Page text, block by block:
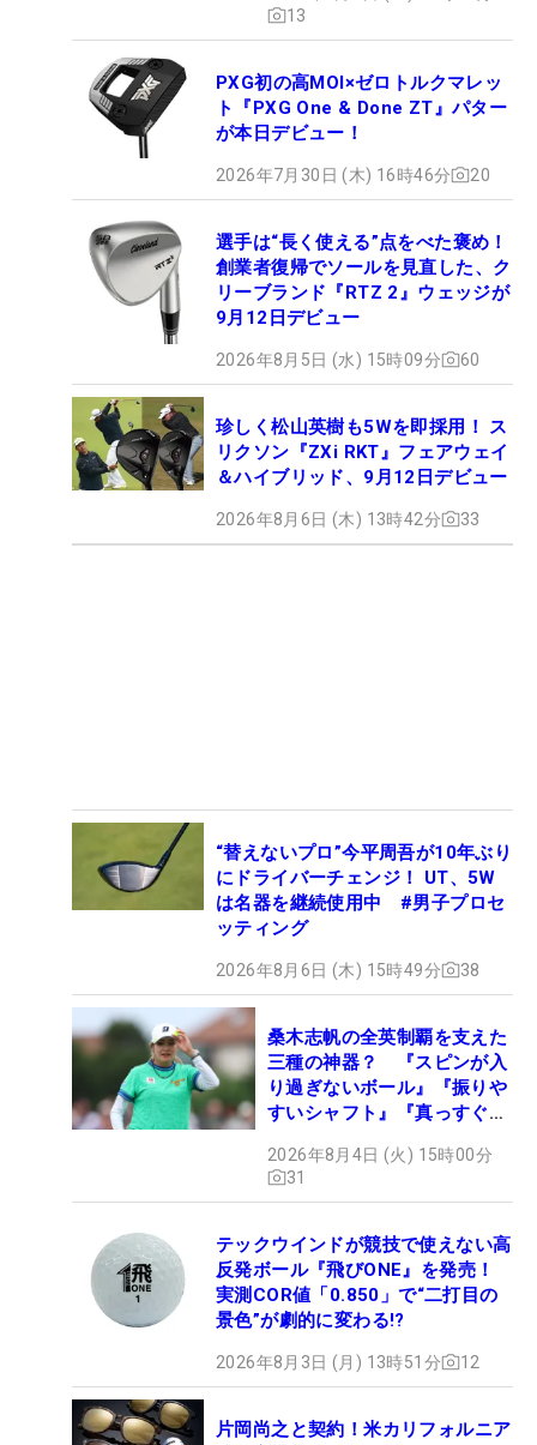
13
PXG初の高MOI×ゼロトルクマレッ
ト『PXG One & Done ZT』パター
が本日デビュー！
2026年7月30日 (木) 16時46分 20
選手は“長く使える”点をべた褒め！
創業者復帰でソールを見直した、ク
リーブランド『RTZ 2』ウェッジが
9月12日デビュー
2026年8月5日 (水) 15時09分 60
珍しく松山英樹も5Wを即採用！ ス
リクソン『ZXi RKT』フェアウェイ
＆ハイブリッド、9月12日デビュー
2026年8月6日 (木) 13時42分 33
“替えないプロ”今平周吾が10年ぶり
にドライバーチェンジ！ UT、5W
は名器を継続使用中 #男子プロセ
ッティング
2026年8月6日 (木) 15時49分 38
桑木志帆の全英制覇を支えた
三種の神器？ 『スピンが入
り過ぎないボール』『振りや
すいシャフト』『真っすぐ飛
セッティング
2026年8月4日 (火) 15時00分
31
テックウインドが競技で使えない高
反発ボール『飛びONE』を発売！
実測COR値「0.850」で“二打目の
景色”が劇的に変わる!?
2026年8月3日 (月) 13時51分 12
片岡尚之と契約！米カリフォルニア